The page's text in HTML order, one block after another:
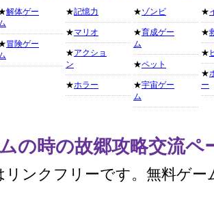
解体ゲー
冒険ゲー
★記憶力
★マリオ
★アクショ
ン
★ホラー
★ゾンビ
★育成ゲー
ム
★ペット
★宇宙ゲー
ム
★
★
★
★
ー
の時の故郷攻略交流ペ
リンクフリーです。無料ゲー